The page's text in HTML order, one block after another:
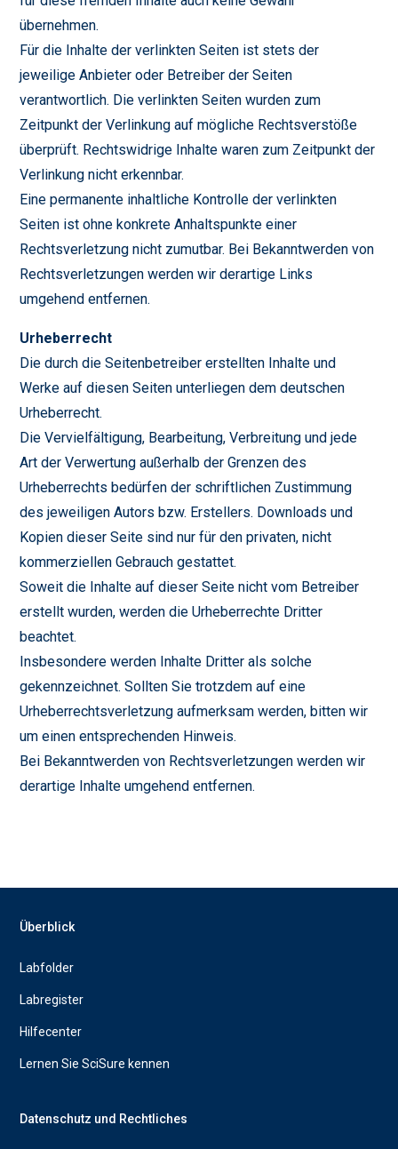
übernehmen.
Für die Inhalte der verlinkten Seiten ist stets der
jeweilige Anbieter oder Betreiber der Seiten
verantwortlich. Die verlinkten Seiten wurden zum
Zeitpunkt der Verlinkung auf mögliche Rechtsverstöße
überprüft. Rechtswidrige Inhalte waren zum Zeitpunkt der
Verlinkung nicht erkennbar.
Eine permanente inhaltliche Kontrolle der verlinkten
Seiten ist ohne konkrete Anhaltspunkte einer
Rechtsverletzung nicht zumutbar. Bei Bekanntwerden von
Rechtsverletzungen werden wir derartige Links
umgehend entfernen.
Urheberrecht
Die durch die Seitenbetreiber erstellten Inhalte und
Werke auf diesen Seiten unterliegen dem deutschen
Urheberrecht.
Die Vervielfältigung, Bearbeitung, Verbreitung und jede
Art der Verwertung außerhalb der Grenzen des
Urheberrechts bedürfen der schriftlichen Zustimmung
des jeweiligen Autors bzw. Erstellers. Downloads und
Kopien dieser Seite sind nur für den privaten, nicht
kommerziellen Gebrauch gestattet.
Soweit die Inhalte auf dieser Seite nicht vom Betreiber
erstellt wurden, werden die Urheberrechte Dritter
beachtet.
Insbesondere werden Inhalte Dritter als solche
gekennzeichnet. Sollten Sie trotzdem auf eine
Urheberrechtsverletzung aufmerksam werden, bitten wir
um einen entsprechenden Hinweis.
Bei Bekanntwerden von Rechtsverletzungen werden wir
derartige Inhalte umgehend entfernen.
Überblick
Labfolder
Labregister
Hilfecenter
Lernen Sie SciSure kennen
Datenschutz und Rechtliches